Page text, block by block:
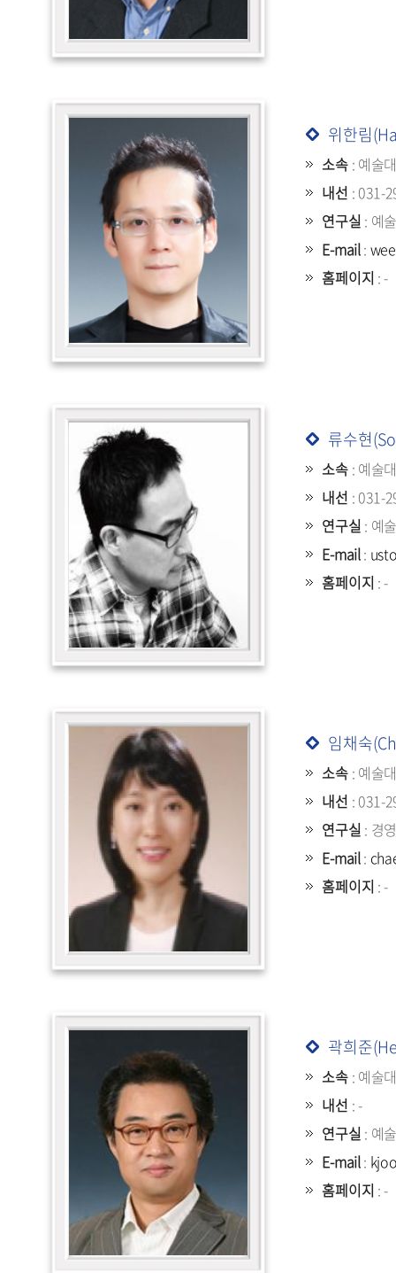
위한림
소속: 예술
내선 : 031-
연구실 : 예
E-mail:
홈페이지 : -
류수현
소속: 예술
내선 : 031-
연구실 : 예
E-mail:
홈페이지 : -
임채숙
소속: 예술
내선 : 031-
연구실 : 경
E-mail:
홈페이지 : -
곽희준
소속: 예술
내선 : -
연구실 : 예
E-mail:
홈페이지 : -